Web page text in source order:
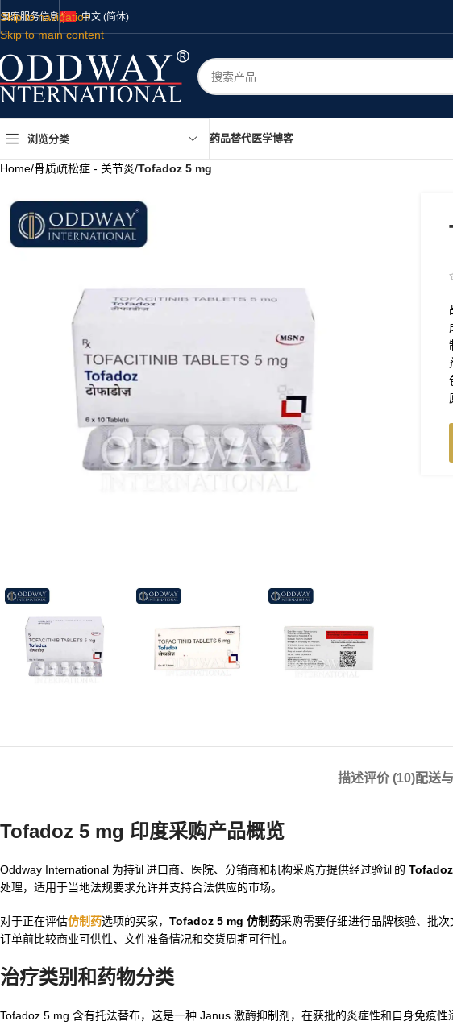
Skip to navigation
Skip to main content
国家服务信息 中文 (简体)
浏览分类 药品替代医学博客
Home/骨质疏松症 - 关节炎/Tofadoz 5 mg
描述评价 (10)配送
Tofadoz 5 mg 印度采购产品概览
Oddway International 为持证进口商、医院、分销商和机构采购方提供经过验证的
处理，适用于当地法规要求允许并支持合法供应的市场。
对于正在评估仿制药选项的买家， Tofadoz 5 mg 仿制药采购需要仔细进行品牌核验、批
订单前比较商业可供性、文件准备情况和交货周期可行性。
治疗类别和药物分类
Tofadoz 5 mg 含有托法替布，这是一种 Janus 激酶抑制剂，在获批的炎症性和自身免疫